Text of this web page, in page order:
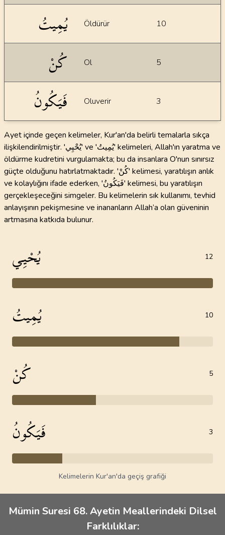
يُمِيتُ Öldürür 10
كُنْ Ol 5
فَيَكُونُ Oluverir 3
Ayet içinde geçen kelimeler, Kur'an'da belirli temalarla sıkça
ilişkilendirilmiştir. 'يُحْيِي' ve 'يُمِيتُ' kelimeleri, Allah'ın yaratma ve
öldürme kudretini vurgulamakta; bu da insanlara O'nun sınırsız
güçte olduğunu hatırlatmaktadır. 'كُنْ' kelimesi, yaratılışın anlık
ve kolaylığını ifade ederken, 'فَيَكُونُ' kelimesi, bu yaratılışın
gerçekleşeceğini simgeler. Bu kelimelerin sık kullanımı, tevhid
anlayışının pekişmesine ve inananların Allah’a olan güveninin
artmasına katkıda bulunur.
يُحْيِي 12
يُمِيتُ 10
كُنْ 5
فَيَكُونُ 3
Kelimelerin Kur'an'da geçiş grafiği
Mümin Suresi 68. Ayetin Meallerindeki Dilsel
Farklılıklar: